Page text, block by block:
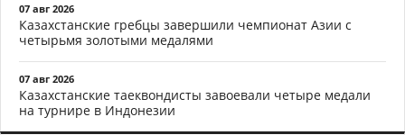
07 авг 2026
Казахстанские гребцы завершили чемпионат Азии с
четырьмя золотыми медалями
07 авг 2026
Казахстанские таеквондисты завоевали четыре медали
на турнире в Индонезии